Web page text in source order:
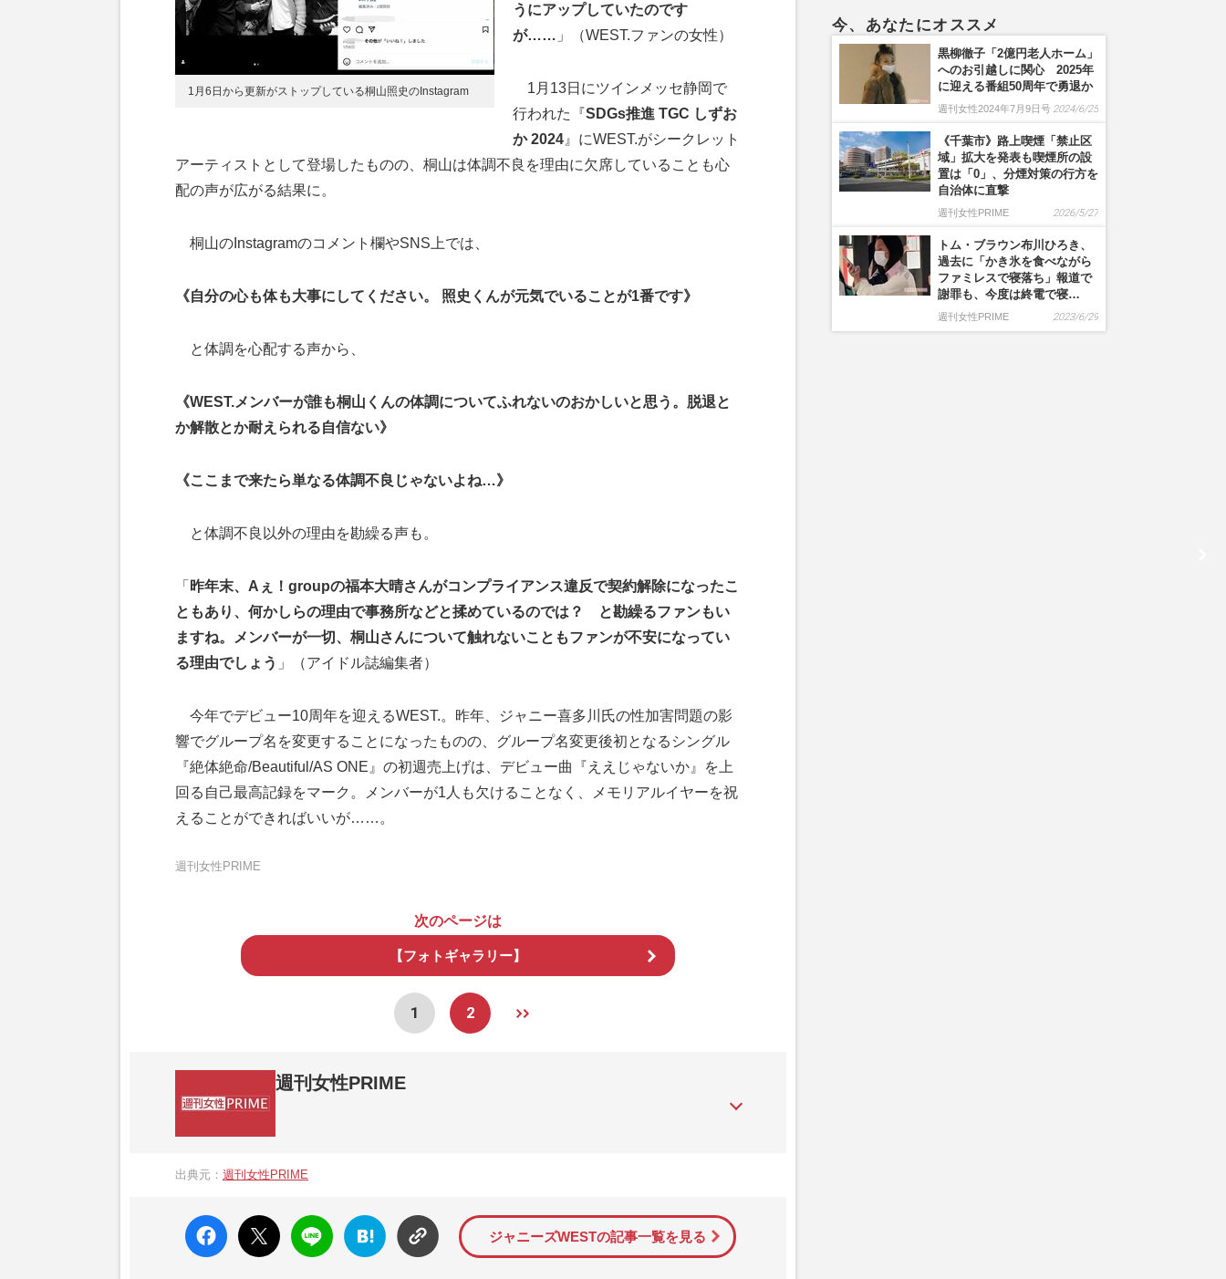
1月6日から更新がストップしている桐山照史のInstagram
うにアップしていたのです
が…… 」（WEST.ファンの女性）
1月13日にツインメッセ静岡で
行われた『SDGs推進 TGC しずお
か 2024 』にWEST.がシークレット
アーティストとして登場したものの、桐山は体調不良を理由に欠席していることも心
配の声が広がる結果に。
桐山のInstagramのコメント欄やSNS上では、
《自分の心も体も大事にしてください。 照史くんが元気でいることが1番です》
と体調を心配する声から、
《WEST.メンバーが誰も桐山くんの体調についてふれないのおかしいと思う。脱退と
か解散とか耐えられる自信ない》
《ここまで来たら単なる体調不良じゃないよね…》
と体調不良以外の理由を勘繰る声も。
「 昨年末、Aぇ！groupの福本大晴さんがコンプライアンス違反で契約解除になったこ
ともあり、何かしらの理由で事務所などと揉めているのでは？ と勘繰るファンもい
ますね。メンバーが一切、桐山さんについて触れないこともファンが不安になってい
る理由でしょう 」（アイドル誌編集者）
今年でデビュー10周年を迎えるWEST.。昨年、ジャニー喜多川氏の性加害問題の影
響でグループ名を変更することになったものの、グループ名変更後初となるシングル
『絶体絶命/Beautiful/AS ONE』の初週売上げは、デビュー曲『ええじゃないか』を上
回る自己最高記録をマーク。メンバーが1人も欠けることなく、メモリアルイヤーを祝
えることができればいいが……。
週刊女性PRIME
次のページは
【フォトギャラリー】
1 2
週刊女性PRIME
か、女性週刊誌『週刊女性』の誌面に掲載された記事から、インターネット利用者層にとって特に関心の
出典元： 週刊女性PRIME
faceboo
k いい
ね
X ポス
ト
LINE
はてな
ブック
マーク
ジャニーズWESTの記事一覧を見る
今、あなたにオススメ
黒柳徹子「2億円老人ホーム」
へのお引越しに関心 2025年
に迎える番組50周年で勇退か
週刊女性2024年7月9日号 2024/6/25
《千葉市》路上喫煙「禁止区
域」拡大を発表も喫煙所の設
置は「0」、分煙対策の行方を
自治体に直撃
週刊女性PRIME 2026/5/27
トム・ブラウン布川ひろき、
過去に「かき氷を食べながら
ファミレスで寝落ち」報道で
謝罪も、今度は終電で寝…
週刊女性PRIME 2023/6/29